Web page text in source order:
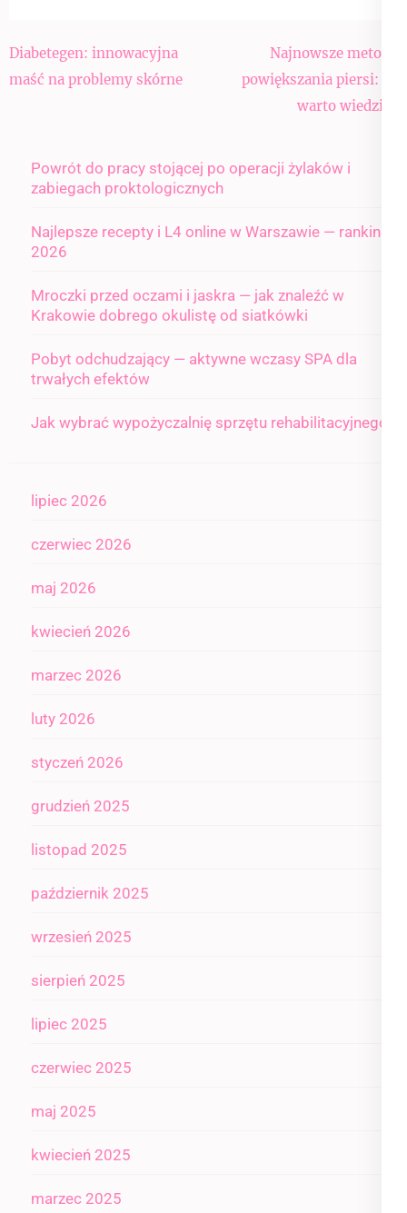
Nawigacja
wpisu
Diabetegen: innowacyjna
maść na problemy skórne
Najnowsze metody
powiększania piersi: co
warto wiedzieć
Powrót do pracy stojącej po operacji żylaków i
zabiegach proktologicznych
Najlepsze recepty i L4 online w Warszawie — ranking
2026
Mroczki przed oczami i jaskra — jak znaleźć w
Krakowie dobrego okulistę od siatkówki
Pobyt odchudzający — aktywne wczasy SPA dla
trwałych efektów
Jak wybrać wypożyczalnię sprzętu rehabilitacyjnego
lipiec 2026
czerwiec 2026
maj 2026
kwiecień 2026
marzec 2026
luty 2026
styczeń 2026
grudzień 2025
listopad 2025
październik 2025
wrzesień 2025
sierpień 2025
lipiec 2025
czerwiec 2025
maj 2025
kwiecień 2025
marzec 2025